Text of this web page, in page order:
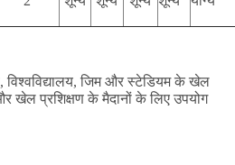
जिम और स्टेडियम के खेल
खेल प्रशिक्षण के मैदानों के लिए उपयोग